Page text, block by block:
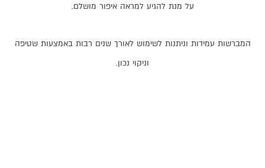
על מנת להגיע למראה איפור מושלם.
המברשות עמידות וניתנות לשימוש לאורך שנים רבות באמצעות שטיפה
וניקוי נכון.